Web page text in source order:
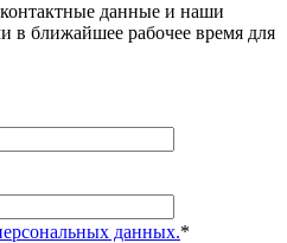
данные и наши
в ближайшее рабочее время для
данных.*